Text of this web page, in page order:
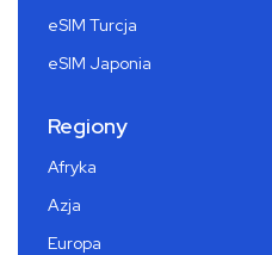
eSIM Turcja
eSIM Japonia
Regiony
Afryka
Azja
Europa